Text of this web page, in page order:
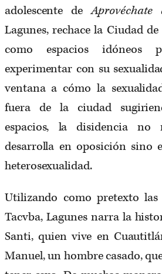
adolescente de
Lagunes, rechace la Ciudad
como espacios idóneos
experimentar con su
ventana a cómo la
fuera de la ciudad
espacios, la disidencia no
desarrolla en oposición sino
heterosexualidad.
Utilizando como pretexto las
Tacvba, Lagunes narra la
Santi, quien vive en
Manuel, un hombre casado,